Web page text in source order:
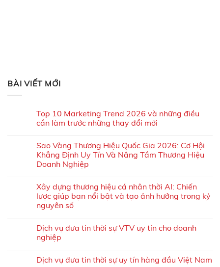
BÀI VIẾT MỚI
Top 10 Marketing Trend 2026 và những điều
cần làm trước những thay đổi mới
Sao Vàng Thương Hiệu Quốc Gia 2026: Cơ Hội
Khẳng Định Uy Tín Và Nâng Tầm Thương Hiệu
Doanh Nghiệp
Xây dựng thương hiệu cá nhân thời AI: Chiến
lược giúp bạn nổi bật và tạo ảnh hưởng trong kỷ
nguyên số
Dịch vụ đưa tin thời sự VTV uy tín cho doanh
nghiệp
Dịch vụ đưa tin thời sự uy tín hàng đầu Việt Nam